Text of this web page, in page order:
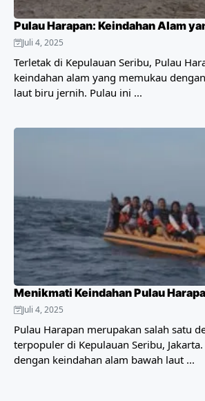
Pulau Harapan: Keindahan Alam
Juli 4, 2025
Terletak di Kepulauan Seribu, Pulau
keindahan alam yang memukau
laut biru jernih. Pulau ini ...
Menikmati Keindahan Pulau
Juli 4, 2025
Pulau Harapan merupakan salah satu
terpopuler di Kepulauan Seribu,
dengan keindahan alam bawah laut ...